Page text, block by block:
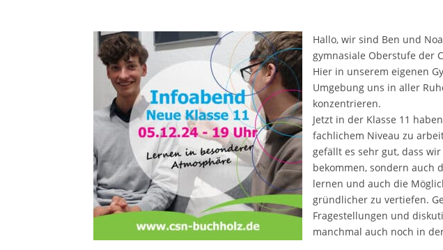
Hallo, wir sind Ben und
gymnasiale Oberstufe der
Hier in unserem eigenen
Umgebung uns in aller
konzentrieren.
Jetzt in der Klasse 11
fachlichem Niveau zu
gefällt es sehr gut, dass
bekommen, sondern auch
lernen und auch die
gründlicher zu vertiefen.
Fragestellungen und
manchmal auch noch in